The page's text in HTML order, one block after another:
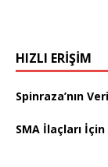
HIZLI ERIŞIM
Spinraza’nın
SMA İlaçları